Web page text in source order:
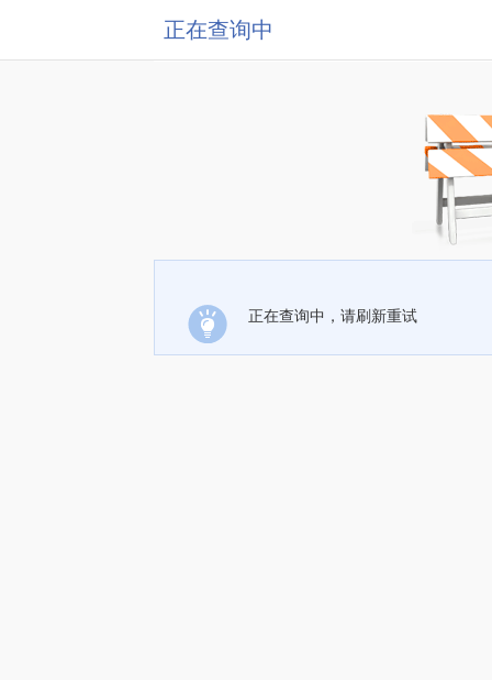
正在查询中
正在查询中，请刷新重试